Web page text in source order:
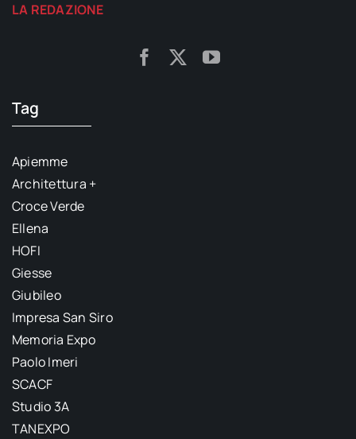
LA REDAZIONE
Tag
Apiemme
Architettura +
Croce Verde
Ellena
HOFI
Giesse
Giubileo
Impresa San Siro
Memoria Expo
Paolo Imeri
SCACF
Studio 3A
TANEXPO